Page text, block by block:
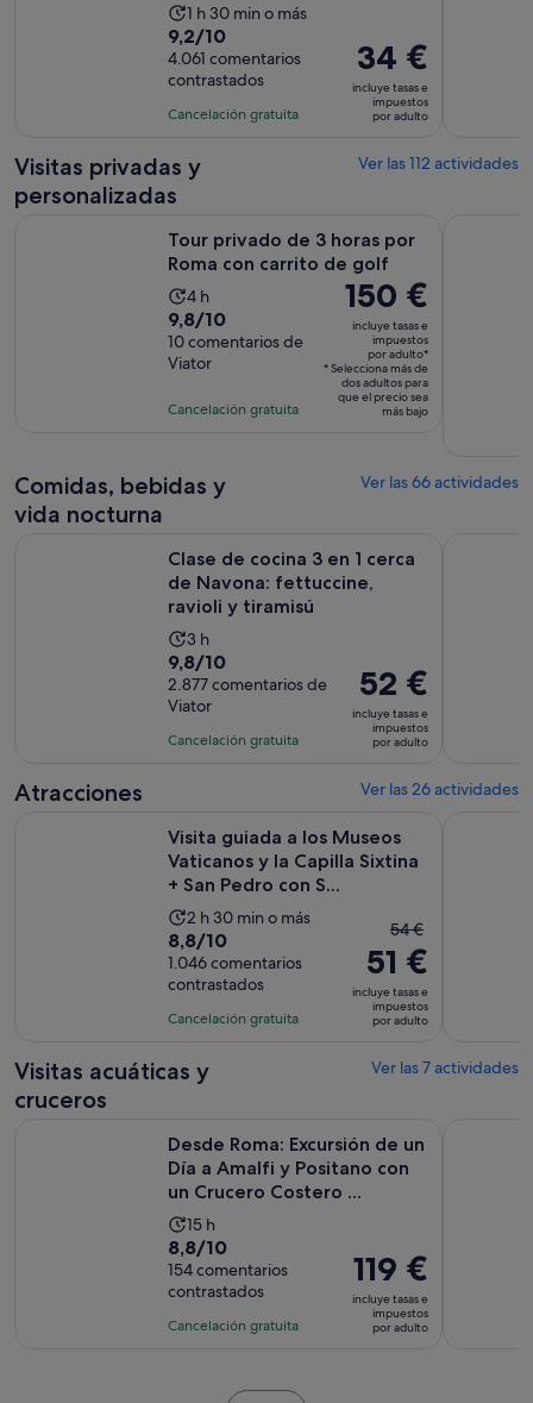
La
duración
de
la
actividad
de
30 minutos
1 h 30 min o más
9.2
sobre
10
con
comentarios
9,2/10
4.061 comentarios
contrastados
Cancelación gratuita
El
precio
es
de
por
34 €
incluye tasas e
impuestos
por adulto
Visitas privadas y
personalizadas
Ver las 112 actividades
Tour privado de 3 horas por
Roma con carrito de golf
La
duración
de
la
es
4 h
9.8
sobre
10
10
9,8/10
10 comentarios de
Viator
Cancelación gratuita
El
precio
es
de
150 €
150 €
incluye tasas e
impuestos
por adulto*
* Selecciona más de
dos adultos para
que el precio sea
más bajo
Comidas, bebidas y
vida nocturna
Ver las 66 actividades
Clase de cocina 3 en 1 cerca
de Navona: fettuccine,
ravioli y tiramisú
La
duración
de
la
actividad
3 h
9.8
sobre
10
con
9,8/10
2.877 comentarios de
Viator
Cancelación gratuita
El
precio
es
de
por
52 €
incluye tasas e
impuestos
por adulto
Atracciones Ver las 26 actividades
Visita guiada a los Museos
Vaticanos y la Capilla Sixtina
+ San Pedro con S...
La
duración
de
la
actividad
de
30 minutos
2 h 30 min o más
8.8
sobre
10
con
comentarios
8,8/10
1.046 comentarios
contrastados
Cancelación gratuita
El
precio
anterior
era
de
y
es
de
adulto
54 €
51 €
incluye tasas e
impuestos
por adulto
Visitas acuáticas y
cruceros
Ver las 7 actividades
Desde Roma: Excursión de un
Día a Amalfi y Positano con
un Crucero Costero ...
La
duración
de
la
actividad
15 h
8.8
sobre
10
con
8,8/10
154 comentarios
contrastados
Cancelación gratuita
El
precio
es
de
119 €
incluye tasas e
impuestos
por adulto